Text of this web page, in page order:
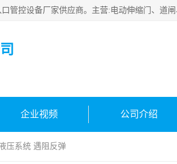
企业视频 公司介绍
压系统 遇阻反弹